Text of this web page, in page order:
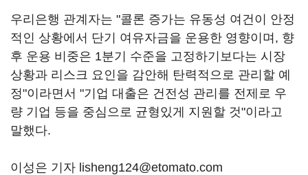
우리은행 관계자는 "콜론 증가는 유동성 여건이 안정
적인 상황에서 단기 여유자금을 운용한 영향이며, 향
후 운용 비중은 1분기 수준을 고정하기보다는 시장
상황과 리스크 요인을 감안해 탄력적으로 관리할 예
정"이라면서 "기업 대출은 건전성 관리를 전제로 우
량 기업 등을 중심으로 균형있게 지원할 것"이라고
말했다.
이성은 기자 lisheng124@etomato.com